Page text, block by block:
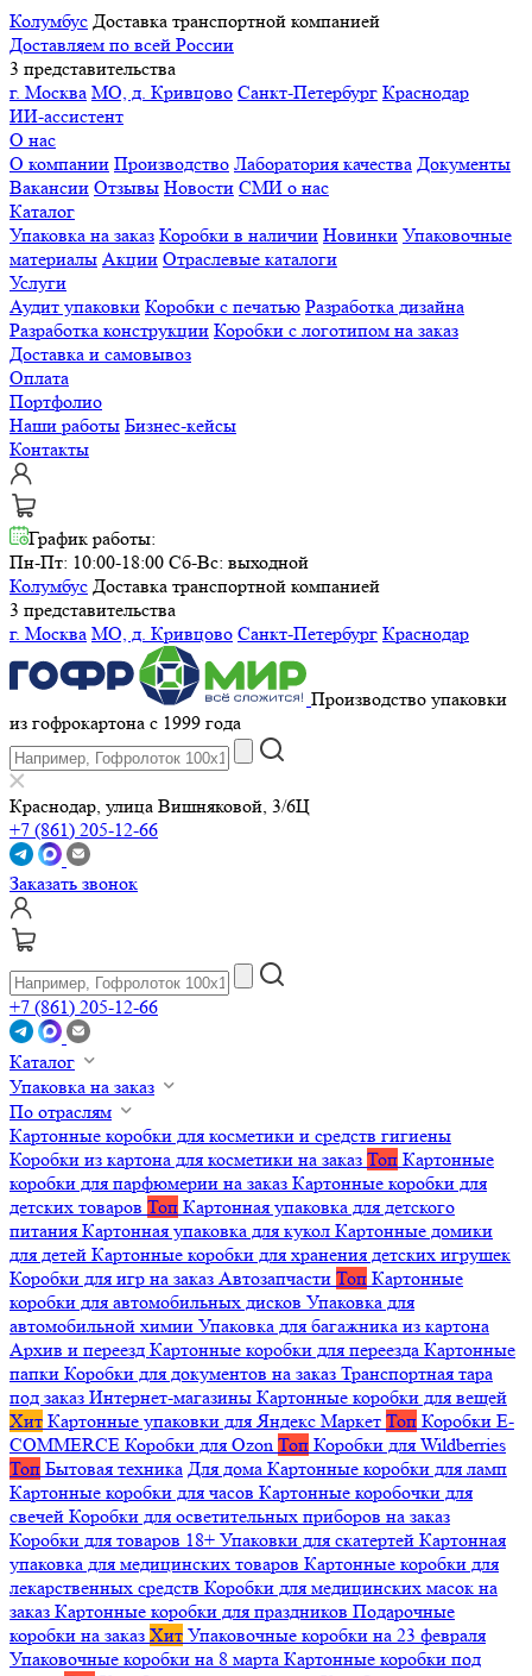
Колумбус Доставка транспортной компанией
Доставляем по всей России
3 представительства
г. Москва МО, д. Кривцово Санкт-Петербург Краснодар
ИИ-ассистент
О нас
О компании Производство Лаборатория качества Документы
Вакансии Отзывы Новости СМИ о нас
Каталог
Упаковка на заказ Коробки в наличии Новинки Упаковочные
материалы Акции Отраслевые каталоги
Услуги
Аудит упаковки Коробки с печатью Разработка дизайна
Разработка конструкции Коробки с логотипом на заказ
Доставка и самовывоз
Оплата
Портфолио
Наши работы Бизнес-кейсы
Контакты
График работы:
Пн-Пт: 10:00-18:00 Сб-Вс: выходной
Колумбус Доставка транспортной компанией
3 представительства
г. Москва МО, д. Кривцово Санкт-Петербург Краснодар
Производство упаковки
из гофрокартона с 1999 года
Краснодар, улица Вишняковой, 3/6Ц
+7 (861) 205-12-66
Заказать звонок
+7 (861) 205-12-66
Каталог
Упаковка на заказ
По отраслям
Картонные коробки для косметики и средств гигиены
Коробки из картона для косметики на заказ Топ Картонные
коробки для парфюмерии на заказ Картонные коробки для
детских товаров Топ Картонная упаковка для детского
питания Картонная упаковка для кукол Картонные домики
для детей Картонные коробки для хранения детских игрушек
Коробки для игр на заказ Автозапчасти Топ Картонные
коробки для автомобильных дисков Упаковка для
автомобильной химии Упаковка для багажника из картона
Архив и переезд Картонные коробки для переезда Картонные
папки Коробки для документов на заказ Транспортная тара
под заказ Интернет-магазины Картонные коробки для вещей
Хит Картонные упаковки для Яндекс Маркет Топ Коробки E-
COMMERCE Коробки для Ozon Топ Коробки для Wildberries
Топ Бытовая техника Для дома Картонные коробки для ламп
Картонные коробки для часов Картонные коробочки для
свечей Коробки для осветительных приборов на заказ
Коробки для товаров 18+ Упаковки для скатертей Картонная
упаковка для медицинских товаров Картонные коробки для
лекарственных средств Коробки для медицинских масок на
заказ Картонные коробки для праздников Подарочные
коробки на заказ Хит Упаковочные коробки на 23 февраля
Упаковочные коробки на 8 марта Картонные коробки под